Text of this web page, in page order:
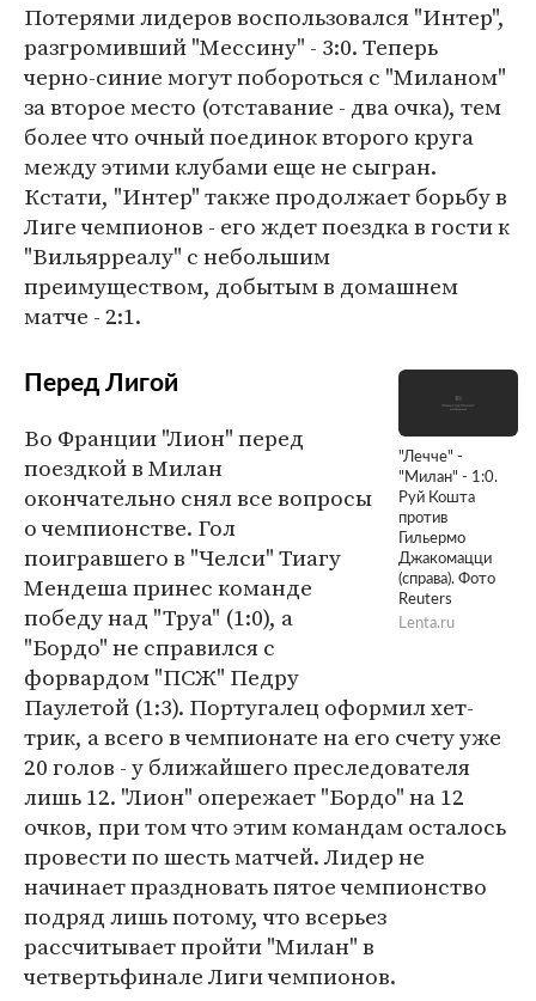
Потерями лидеров воспользовался "Интер",
разгромивший "Мессину" - 3:0. Теперь
черно-синие могут побороться с "Миланом"
за второе место (отставание - два очка), тем
более что очный поединок второго круга
между этими клубами еще не сыгран.
Кстати, "Интер" также продолжает борьбу в
Лиге чемпионов - его ждет поездка в гости к
"Вильярреалу" с небольшим
преимуществом, добытым в домашнем
матче - 2:1.
"Лечче" -
"Милан" - 1:0.
Руй Кошта
против
Гильермо
Джакомацци
(справа). Фото
Reuters
Lenta.ru
Перед Лигой
Во Франции "Лион" перед
поездкой в Милан
окончательно снял все вопросы
о чемпионстве. Гол
поигравшего в "Челси" Тиагу
Мендеша принес команде
победу над "Труа" (1:0), а
"Бордо" не справился с
форвардом "ПСЖ" Педру
Паулетой (1:3). Португалец оформил хет-
трик, а всего в чемпионате на его счету уже
20 голов - у ближайшего преследователя
лишь 12. "Лион" опережает "Бордо" на 12
очков, при том что этим командам осталось
провести по шесть матчей. Лидер не
начинает праздновать пятое чемпионство
подряд лишь потому, что всерьез
рассчитывает пройти "Милан" в
четвертьфинале Лиги чемпионов.